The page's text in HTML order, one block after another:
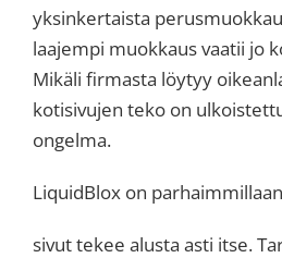
yksinkertaista
laajempi muokkaus vaatii jo
Mikäli firmasta löytyy
kotisivujen teko on
ongelma.
LiquidBlox on
sivut tekee alusta asti itse.